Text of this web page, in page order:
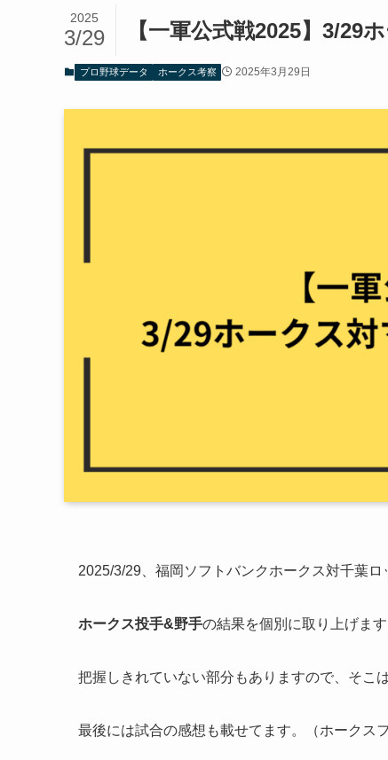
【一軍公式戦2025】3/29
2025
3/29
プロ野球データ ホークス考察 2025年3月29日
2025/3/29、福岡ソフトバンクホークス対千葉
ホークス投手&野手の結果を個別に取り上げま
把握しきれていない部分もありますので、そこ
最後には試合の感想も載せてます。（ホークス